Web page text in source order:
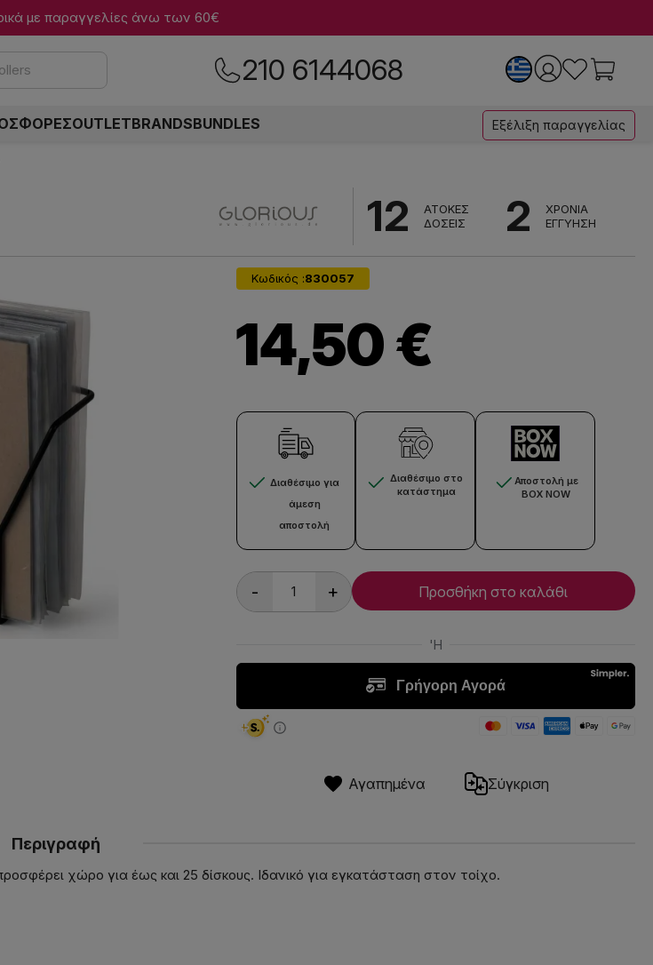
με παραγγελίες άνω των 60€
210 6144068
OUTLETBRANDSBUNDLES Εξέλιξη παραγγελίας
12
ΑΤΟΚΕΣ
ΔΟΣΕΙΣ
2
ΧΡΟΝΙΑ
ΕΓΓΥΗΣΗ
Κωδικός :830057
14,50 €
Διαθέσιμο για
άμεση
αποστολή
Διαθέσιμο στο
κατάστημα
Αποστολή με
BOX NOW
- + Προσθήκη στο καλάθι
Αγαπημένα Σύγκριση
Περιγραφή
χώρο για έως και 25 δίσκους. Ιδανικό για εγκατάσταση στον τοίχο.